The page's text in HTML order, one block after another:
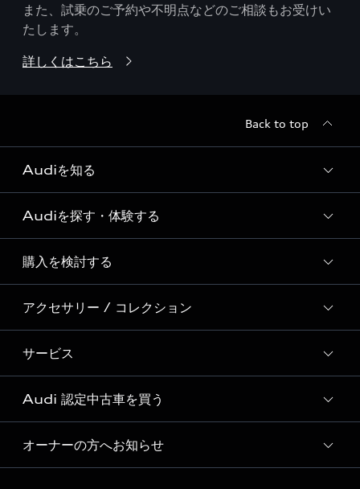
また、試乗のご予約や不明点などのご相談もお受けい
たします。
詳しくはこちら
Back to top
Audiを知る
Audi ブランド
Story of Progress
Audi Sport
Formula 1®
デジタルサービス
Audiを探す・体験する
ディーラー検索
新車在庫検索
試乗車・展示車検索
見積り依頼
試乗予約
購入を検討する
モデル一覧
特別仕様モデル / 限定モデル
e-tronラインアップ
価格シミュレーション
車両比較
アクセサリー / コレクション
純正アクセサリー
オンラインショップ
Audi collection
アウディナビアプリ
サービス
サービス入庫予約
サービスプログラム
メンテナンス
Audi 認定中古車を買う
Audi認定中古車
オーナーの方へお知らせ